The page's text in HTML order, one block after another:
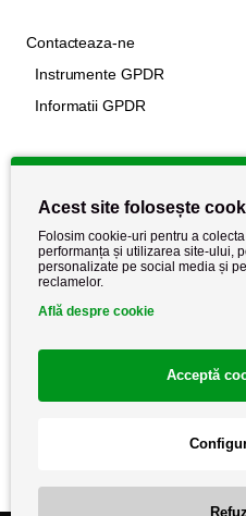
Contacteaza-ne
Instrumente GPDR
Informatii GPDR
Despre noi
Stiri si noutati
Acest site folosește
Folosim cookie-uri pentru a
performanța și utilizarea site-ului,
personalizate pe social media și
reclamelor.
Află despre cookie
Acceptă
Refuz